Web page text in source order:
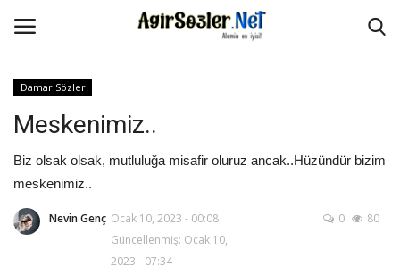
Anasayfa
İletişim
Damar Sözler
Meskenimiz..
Biz olsak olsak, mutluluğa misafir oluruz ancak..Hüzündür bizim
meskenimiz..
Nevin Genç Ocak 10, 2023 - 00:08
Güncellenmiş: Ocak 10,
2023 - 07:34
0 80